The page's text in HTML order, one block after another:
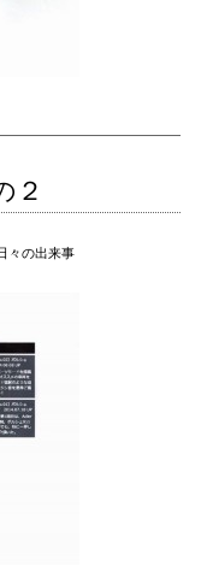
２
々の出来事